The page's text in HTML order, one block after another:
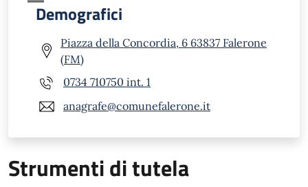
Demografici
Piazza della Concordia, 6 63837 Falerone
(FM)
0734 710750 int. 1
anagrafe@comunefalerone.it
Strumenti di tutela